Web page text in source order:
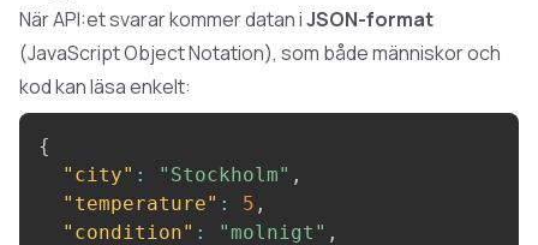
När API:et svarar kommer datan iJSON-format
(JavaScript Object Notation), som både människor och
kod kan läsa enkelt:
{
"city" : "Stockholm" ,
"temperature" : 5 ,
"condition" : "molnigt" ,